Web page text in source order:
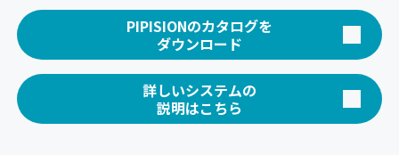
PIPISIONのカタログを
ダウンロード
詳しいシステムの
説明はこちら